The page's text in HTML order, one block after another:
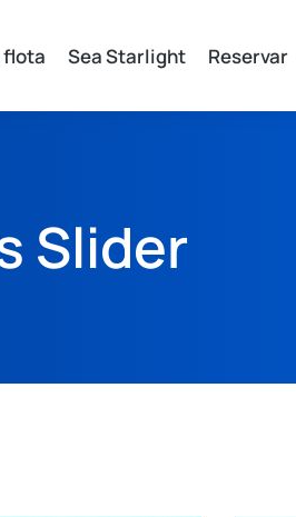
flota Sea Starlight Reservar
Slider